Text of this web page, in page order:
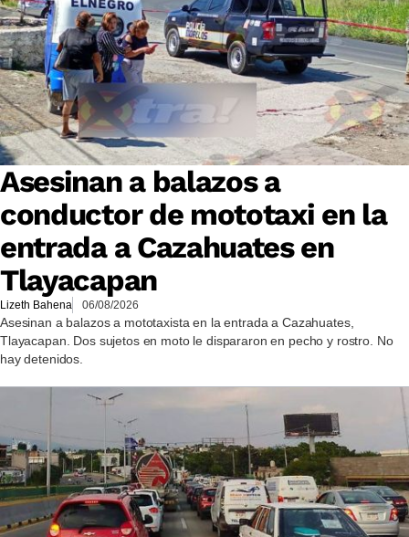
Asesinan a balazos a
conductor de mototaxi en la
entrada a Cazahuates en
Tlayacapan
Lizeth Bahena 06/08/2026
Asesinan a balazos a mototaxista en la entrada a Cazahuates,
Tlayacapan. Dos sujetos en moto le dispararon en pecho y rostro. No
hay detenidos.